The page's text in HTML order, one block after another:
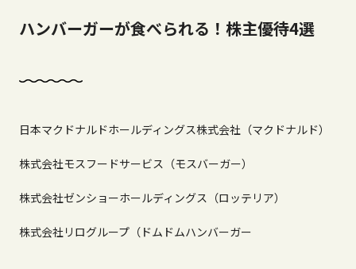
ハンバーガーが食べられる！株主優待4選
日本マクドナルドホールディングス株式会社（マクドナルド）
株式会社モスフードサービス（モスバーガー）
株式会社ゼンショーホールディングス（ロッテリア）
株式会社リログループ（ドムドムハンバーガー